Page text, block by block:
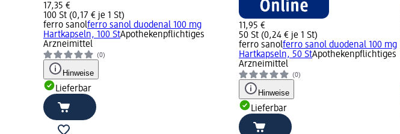
17,35 €
100 St (0,17 € je 1 St)
ferro sanolferro sanol duodenal 100 mg
Hartkapseln, 100 StApothekenpflichtiges
Arzneimittel
(0)
Hinweise
Lieferbar
11,95 €
50 St (0,24 € je 1 St)
ferro sanolferro sanol duodenal 100 mg
Hartkapseln, 50 StApothekenpflichtiges
Arzneimittel
(0)
Hinweise
Lieferbar